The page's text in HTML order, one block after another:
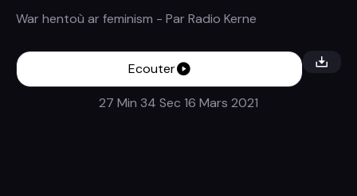
War hentoù ar feminism - ParRadio Kerne
Ecouter
27 Min 34 Sec 16 Mars 2021